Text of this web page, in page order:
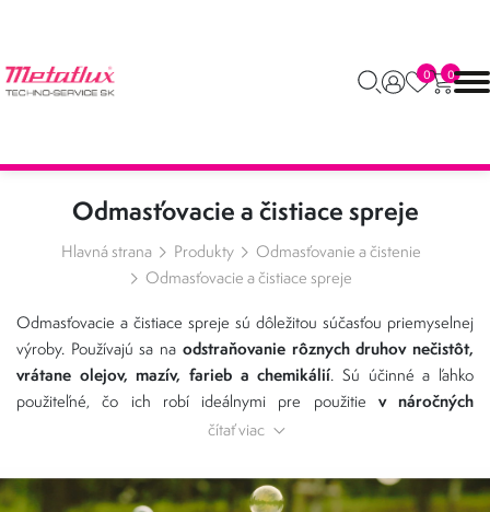
0 0
Odmasťovacie a čistiace spreje
Hlavná strana Produkty
Odmasťovanie a čistenie
Odmasťovacie a čistiace spreje
Odmasťovacie a čistiace spreje sú dôležitou súčasťou priemyselnej
výroby. Používajú sa na odstraňovanie rôznych druhov nečistôt,
vrátane olejov, mazív, farieb a chemikálií. Sú účinné a ľahko
použiteľné, čo ich robí ideálnymi pre použitie v náročných
priemyselných podmienkach.
olejov a mazív z povrchov. Sú dôležité pre udržiavanie strojov a
čítať viac